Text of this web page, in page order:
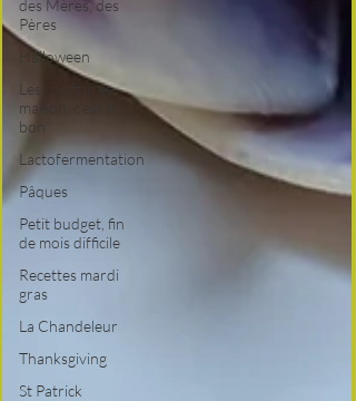
des Mères, des
Pères
Halloween
Les confitures
maison, c'est si
bon
Lactofermentation
Pâques
Petit budget, fin
de mois difficile
Recettes mardi
gras
La Chandeleur
Thanksgiving
St Patrick